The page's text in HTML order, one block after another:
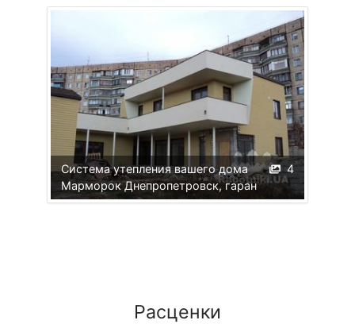
4
Система утепления вашего дома
Марморок Днепропетровск, гаран
Расценки